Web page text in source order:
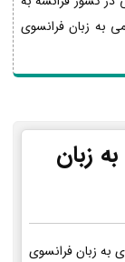
به زبان فرانسوی
زبان
به زبان فرانسوی